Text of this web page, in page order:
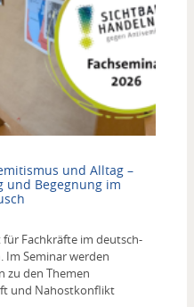
und Alltag –
und Begegnung im
Fachkräfte im deutsch-
Im Seminar werden
zu den Themen
und Nahostkonflikt